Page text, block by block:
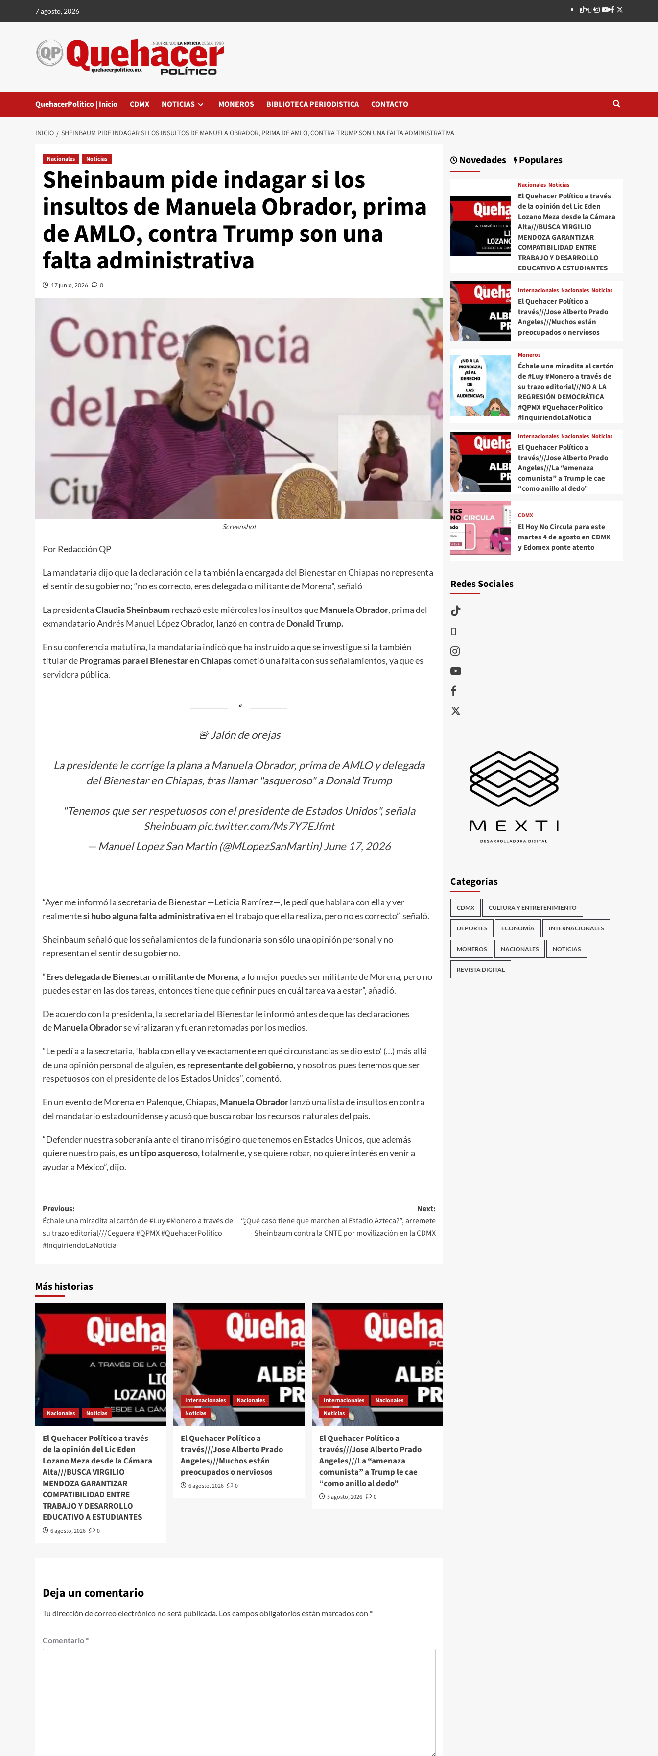
7 agosto, 2026 TikTok
threads
Instagram
Youtube
Facebook
X
QuehacerPolitico | Inicio CDMX NOTICIAS MONEROS BIBLIOTECA PERIODISTICA CONTACTO
INICIO SHEINBAUM PIDE INDAGAR SI LOS INSULTOS DE MANUELA OBRADOR, PRIMA DE AMLO, CONTRA TRUMP SON UNA FALTA ADMINISTRATIVA
Nacionales Noticias
Sheinbaum pide indagar si los
insultos de Manuela Obrador, prima
de AMLO, contra Trump son una
falta administrativa
17 junio, 2026 0
Screenshot
Por Redacción QP
La mandataria dijo que la declaración de la también la encargada del Bienestar en Chiapas no representa
el sentir de su gobierno; “no es correcto, eres delegada o militante de Morena”, señaló
La presidentaClaudia Sheinbaumrechazó este miércoles los insultos queManuela Obrador, prima del
exmandatario Andrés Manuel López Obrador, lanzó en contra deDonald Trump.
En su conferencia matutina, la mandataria indicó que ha instruido a que se investigue si la también
titular deProgramas para el Bienestar en Chiapascometió una falta con sus señalamientos, ya que es
servidora pública.
🚨 Jalón de orejas
La presidente le corrige la plana a Manuela Obrador, prima de AMLO y delegada
del Bienestar en Chiapas, tras llamar "asqueroso" a Donald Trump
"Tenemos que ser respetuosos con el presidente de Estados Unidos", señala
Sheinbuampic.twitter.com/Ms7Y7EJfmt
— Manuel Lopez San Martin (@MLopezSanMartin)June 17, 2026
“Ayer me informó la secretaria de Bienestar —Leticia Ramírez—, le pedí que hablara con ella y ver
realmentesi hubo alguna falta administrativaen el trabajo que ella realiza, pero no es correcto”, señaló.
Sheinbaum señaló que los señalamientos de la funcionaria son sólo una opinión personal y no
representan el sentir de su gobierno.
“Eres delegada de Bienestar o militante de Morena, a lo mejor puedes ser militante de Morena, pero no
puedes estar en las dos tareas, entonces tiene que definir pues en cuál tarea va a estar”, añadió.
De acuerdo con la presidenta, la secretaria del Bienestar le informó antes de que las declaraciones
deManuela Obradorse viralizaran y fueran retomadas por los medios.
“Le pedí a a la secretaria, ‘habla con ella y ve exactamente en qué circunstancias se dio esto’ (…) más allá
de una opinión personal de alguien,es representante del gobierno,y nosotros pues tenemos que ser
respetuosos con el presidente de los Estados Unidos”, comentó.
En un evento de Morena en Palenque, Chiapas, Manuela Obradorlanzó una lista de insultos en contra
del mandatario estadounidense y acusó que busca robar los recursos naturales del país.
“Defender nuestra soberanía ante el tirano misógino que tenemos en Estados Unidos, que además
quiere nuestro país,es un tipo asqueroso,totalmente, y se quiere robar, no quiere interés en venir a
ayudar a México”, dijo.
Post
navigation
Previous:
Échale una miradita al cartón de #Luy #Monero a través de
su trazo editorial///Ceguera #QPMX #QuehacerPolitico
#InquiriendoLaNoticia
Next:
“¿Qué caso tiene que marchen al Estadio Azteca?”, arremete
Sheinbaum contra la CNTE por movilización en la CDMX
Más historias
Nacionales Noticias
El Quehacer Político a través
de la opinión del Lic Eden
Lozano Meza desde la Cámara
Alta///BUSCA VIRGILIO
MENDOZA GARANTIZAR
COMPATIBILIDAD ENTRE
TRABAJO Y DESARROLLO
EDUCATIVO A ESTUDIANTES
6 agosto, 2026 0
Internacionales
Nacionales
Noticias
El Quehacer Político a
través///Jose Alberto Prado
Angeles///Muchos están
preocupados o nerviosos
6 agosto, 2026 0
Internacionales
Nacionales
Noticias
El Quehacer Político a
través///Jose Alberto Prado
Angeles///La “amenaza
comunista” a Trump le cae
“como anillo al dedo”
5 agosto, 2026 0
Deja un comentario
Tu dirección de correo electrónico no será publicada. Los campos obligatorios están marcados con *
Comentario *
Novedades Populares
Nacionales Noticias
El Quehacer Político a través
de la opinión del Lic Eden
Lozano Meza desde la Cámara
Alta///BUSCA VIRGILIO
MENDOZA GARANTIZAR
COMPATIBILIDAD ENTRE
TRABAJO Y DESARROLLO
EDUCATIVO A ESTUDIANTES
Internacionales Nacionales Noticias
El Quehacer Político a
través///Jose Alberto Prado
Angeles///Muchos están
preocupados o nerviosos
Moneros
Échale una miradita al cartón
de #Luy #Monero a través de
su trazo editorial///NO A LA
REGRESIÓN DEMOCRÁTICA
#QPMX #QuehacerPolitico
#InquiriendoLaNoticia
Internacionales Nacionales Noticias
El Quehacer Político a
través///Jose Alberto Prado
Angeles///La “amenaza
comunista” a Trump le cae
“como anillo al dedo”
CDMX
El Hoy No Circula para este
martes 4 de agosto en CDMX
y Edomex ponte atento
Redes Sociales
TikTok
Instagram
Youtube
Facebook
X
Categorías
CDMX CULTURA Y ENTRETENIMIENTO
DEPORTES ECONOMÍA INTERNACIONALES
MONEROS NACIONALES NOTICIAS
REVISTA DIGITAL